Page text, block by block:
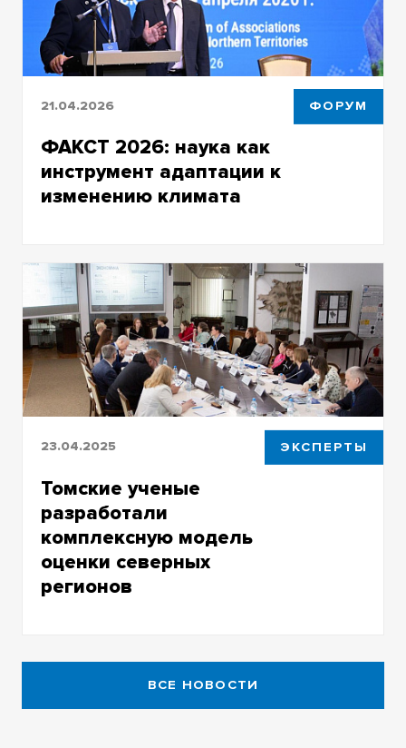
21.04.2026 ФОРУМ
ФАКСТ 2026: наука как
инструмент адаптации к
изменению климата
власти, бизнеса и коренных народов
Севера
23.04.2025 ЭКСПЕРТЫ
Томские ученые
разработали
комплексную модель
оценки северных
регионов
ВСЕ НОВОСТИ